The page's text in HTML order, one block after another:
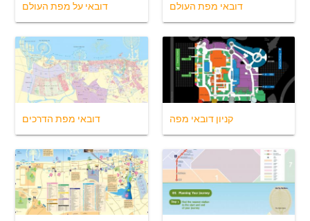
דובאי על מפת העולם דובאי מפת העולם
דובאי מפת הדרכים קניון דובאי מפה